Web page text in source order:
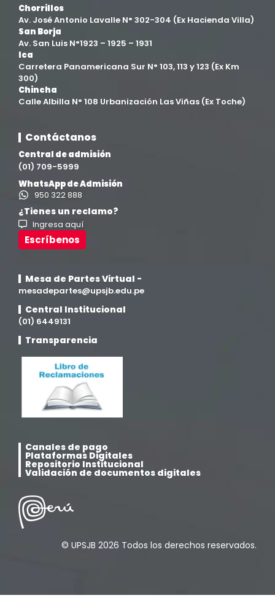
Facultad de Ingenierías
Filial Chincha
Filial Ica (76)
Ingeniería agroindustrial (12)
Ingeniería Civil
Ingeniería de Sistemas
Ingeniería en Enología y Viticultura
Investigación y Responsabilidad Social
Noticias
Posgrado
Psicología
Responsabilidad Social
Retorno a la presencialidad
Segundas Especialidades en Estomatología (12)
Chorrillos
Av. José Antonio Lavalle N° 302-304 (Ex Hacienda Villa)
San Borja
Av. San Luis N°1923 – 1925 – 1931
Ica
Carretera Panamericana Sur N° 103, 113 y 123 (Ex Km
300)
Chincha
Calle Albilla N° 108 Urbanización Las Viñas (Ex Toche)
Contáctanos
Central de admisión
(01) 709-5999
WhatsApp de Admisión
950 322 888
¿Tienes un reclamo?
Ingresa aquí
Escríbenos
Mesa de Partes Virtual -
mesadepartes@upsjb.edu.pe
Central Institucional
(01) 6449131
Transparencia
Canales de pago
Plataformas Digitales
Repositorio Institucional
Validación de documentos digitales
© UPSJB 2026 Todos los derechos reservados.